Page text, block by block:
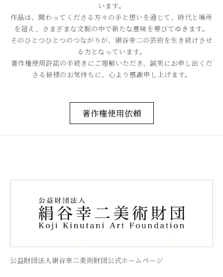
います。
作品は、関わってくださる方々の手と想いを通じて、時代と場所
を超え、さまざまな文脈の中で新たな意味を帯びてゆきます。
そのひとつひとつのつながりが、絹谷幸二の芸術を生き続けさせ
る力となっています。
著作権使用許諾の手続きにご理解いただき、誠実にお申し出くだ
さる皆様のお気持ちに、心より感謝申し上げます。
著作権使用依頼
公益財団法人絹谷幸二美術財団公式ホームページ